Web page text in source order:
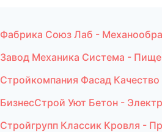
Фабрика Союз Лаб -
Завод Механика Система -
Стройкомпания Фасад
БизнесСтрой Уют Бетон -
Стройгрупп Классик Кровля -